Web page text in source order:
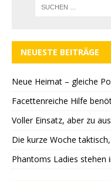
NEUESTE BEITRÄGE
Neue Heimat – gleiche
Facettenreiche Hilfe
Voller Einsatz, aber zu
Die kurze Woche
Phantoms Ladies stehen